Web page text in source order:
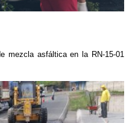
mezcla asfáltica en la RN-15-01